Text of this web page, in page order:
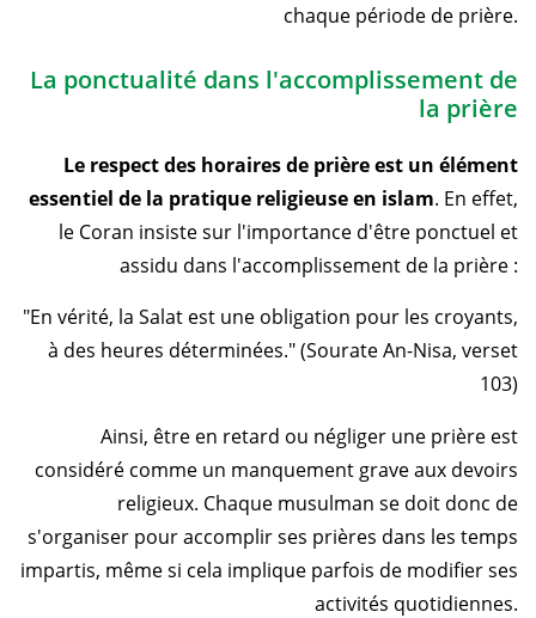
chaque période de prière.
La ponctualité dans l'accomplissement de
la prière
Le respect des horaires de prière est un élément
essentiel de la pratique religieuse en islam. En effet,
le Coran insiste sur l'importance d'être ponctuel et
assidu dans l'accomplissement de la prière :
"En vérité, la Salat est une obligation pour les croyants,
à des heures déterminées." (Sourate An-Nisa, verset
103)
Ainsi, être en retard ou négliger une prière est
considéré comme un manquement grave aux devoirs
religieux. Chaque musulman se doit donc de
s'organiser pour accomplir ses prières dans les temps
impartis, même si cela implique parfois de modifier ses
activités quotidiennes.